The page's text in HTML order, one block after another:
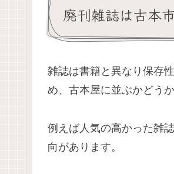
廃刊雑誌は古本
雑誌は書籍と異なり保存
め、古本屋に並ぶかどう
例えば人気の高かった雑
向があります。